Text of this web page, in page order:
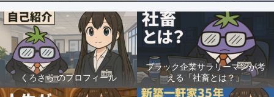
くろさら のプロフィール
ブラック企業サラリーマンが考
える「社畜とは？」